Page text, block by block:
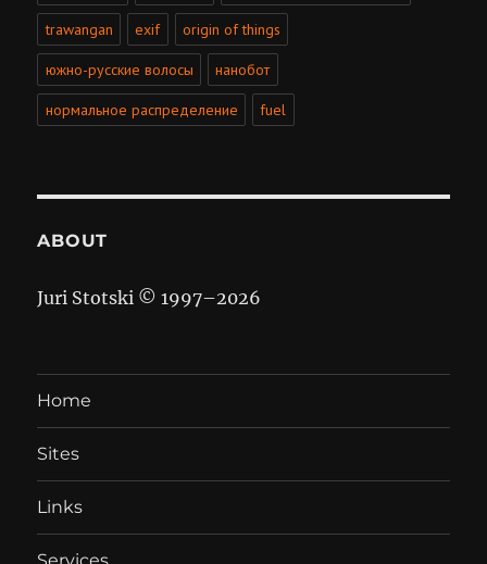
trawangan exif origin of things
южно-русские волосы нанобот
нормальное распределение fuel
ABOUT
Juri Stotski © 1997–2026
Home
Sites
Links